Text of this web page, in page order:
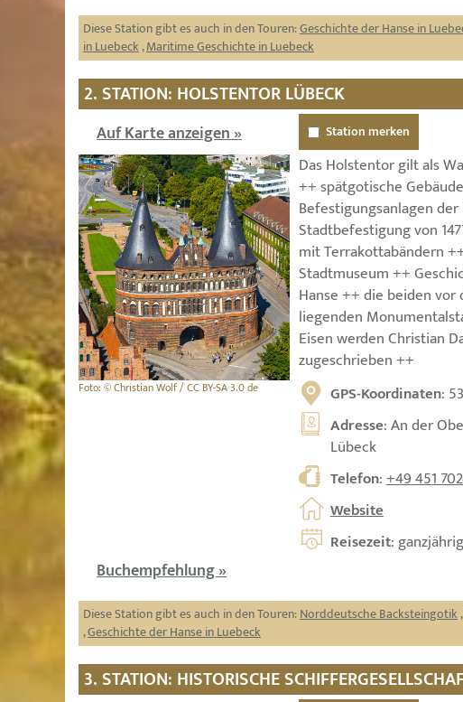
Diese Station gibt es auch in den Touren:Geschichte der Hanse in
in Luebeck,Maritime Geschichte in Luebeck
2. STATION: HOLSTENTOR LÜBECK
Auf Karte anzeigen »
Foto: © Christian Wolf / CC BY-SA 3.0 de
Station merken
Das Holstentor gilt als
++ spätgotische
Befestigungsanlagen
Stadtbefestigung von
mit Terrakottabändern
Stadtmuseum ++
Hanse ++ die beiden
liegenden
Eisen werden Christian
zugeschrieben ++
GPS-Koordinaten:
Adresse: An der
Lübeck
Telefon:+49 451
Website
Reisezeit: ganzjährig
Buchempfehlung »
Diese Station gibt es auch in den Touren:Norddeutsche Backsteingotik,
,Geschichte der Hanse in Luebeck
3. STATION: HISTORISCHE